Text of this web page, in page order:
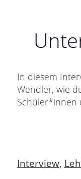
In diesem
Wendler, wie
Schüler*innen
Interview,